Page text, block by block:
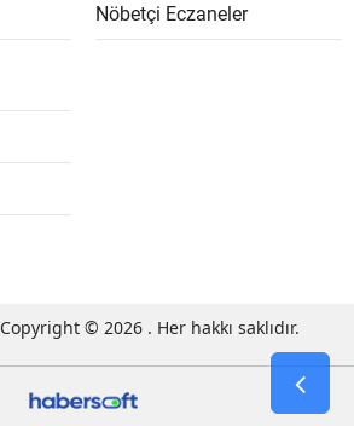
Nöbetçi Eczaneler
Copyright © 2026 . Her hakkı saklıdır.